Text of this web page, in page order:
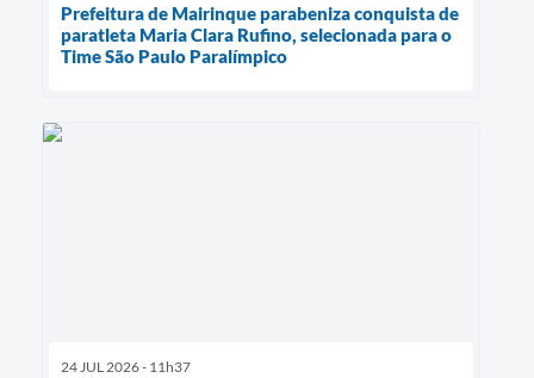
Prefeitura de Mairinque parabeniza conquista de
paratleta Maria Clara Rufino, selecionada para o
Time São Paulo Paralímpico
24 JUL 2026 - 11h37